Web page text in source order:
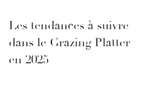
Les tendances à suivre
dans le Grazing Platter
en 2025